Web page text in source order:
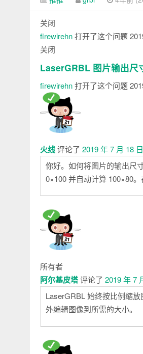
关闭
firewirehn打开了这个问题
关闭
LaserGRBL 图片输出尺
firewirehn打开了这个问题
注
火线评论了 2019 年 7 月 18 日
你好。如何将图片的输出尺
0×100 并自动计算 100×80。
所有者
阿尔基皮塔评论了 2019 年 7
LaserGRBL 始终按比例缩
外编辑图像到所需的大小。